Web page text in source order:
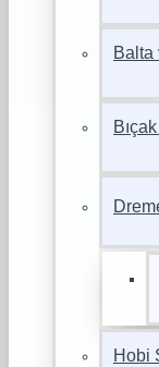
Balta
Hobi